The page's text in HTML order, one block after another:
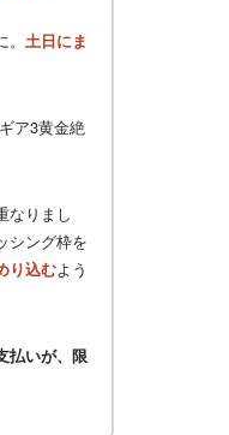
土日にま
ア3黄金絶
なりまし
シング枠を
り込むよう
払いが、限